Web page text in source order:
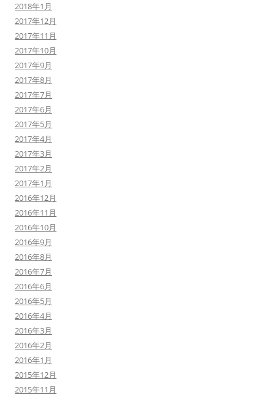
2018年1月
2017年12月
2017年11月
2017年10月
2017年9月
2017年8月
2017年7月
2017年6月
2017年5月
2017年4月
2017年3月
2017年2月
2017年1月
2016年12月
2016年11月
2016年10月
2016年9月
2016年8月
2016年7月
2016年6月
2016年5月
2016年4月
2016年3月
2016年2月
2016年1月
2015年12月
2015年11月